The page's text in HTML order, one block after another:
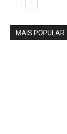
MAIS POPULAR